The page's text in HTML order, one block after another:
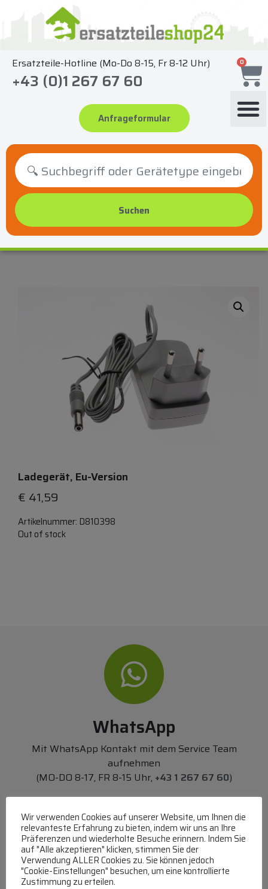
springen
Ersatzteile-Hotline (Mo-Do 8-15, Fr 8-12 Uhr)
+43 (0)1 267 67 60
Anfrageformular
0
Ladegerät, Eu-Version
€ 41,59
Artikelnummer: D810398
Out of stock
WhatsApp
Mit WhatsApp Kontakt mit dem Service Team
aufnehmen
(MO-DO 8-17, FR 8-15 Uhr, +43 1 267 67 60)
Überweisung
PayPal
VISA
MasterCard
Wir verwenden Cookies auf unserer Website, um Ihnen die
relevanteste Erfahrung zu bieten, indem wir uns an Ihre
Präferenzen und wiederholte Besuche erinnern. Indem Sie
auf "Alle akzeptieren" klicken, stimmen Sie der
Verwendung ALLER Cookies zu. Sie können jedoch
"Cookie-Einstellungen" besuchen, um eine kontrollierte
Zustimmung zu erteilen.